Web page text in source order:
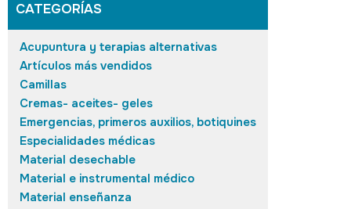
CATEGORÍAS
Acupuntura y terapias alternativas
Artículos más vendidos
Camillas
Cremas- aceites- geles
Emergencias, primeros auxilios, botiquines
Especialidades médicas
Material desechable
Material e instrumental médico
Material enseñanza